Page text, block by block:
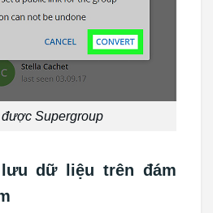
Supergroup
dữ liệu trên đám